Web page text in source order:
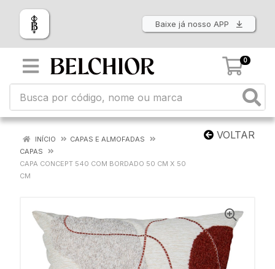
Baixe já nosso APP
0
VOLTAR
INÍCIO
CAPAS E ALMOFADAS
CAPAS
CAPA CONCEPT 540 COM BORDADO 50 CM X 50
CM